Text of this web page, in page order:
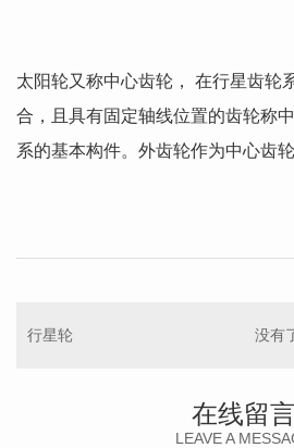
太阳轮又称中心齿轮， 在行星齿轮
合，且具有固定轴线位置的齿轮称
系的基本构件。外齿轮作为中心齿
行星轮 没有
在线留言
LEAVE A